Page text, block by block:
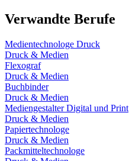
Verwandte Berufe
Medientechnologe Druck
Druck & Medien
Flexograf
Druck & Medien
Buchbinder
Druck & Medien
Mediengestalter Digital und Print
Druck & Medien
Papiertechnologe
Druck & Medien
Packmitteltechnologe